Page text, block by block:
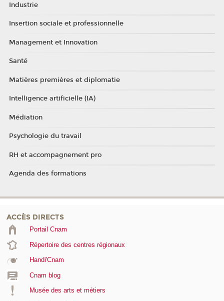
Industrie
Insertion sociale et professionnelle
Management et Innovation
Santé
Matières premières et diplomatie
Intelligence artificielle (IA)
Médiation
Psychologie du travail
RH et accompagnement pro
Agenda des formations
ACCÈS DIRECTS
Portail Cnam
Répertoire des centres régionaux
Handi'Cnam
Cnam blog
Musée des arts et métiers